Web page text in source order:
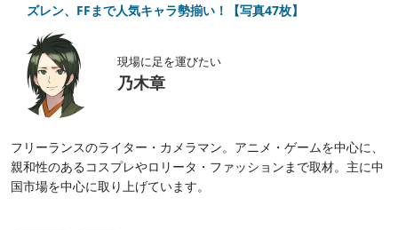
ズレン、FFまで人気キャラ勢揃い！【写真47枚】
現場に足を運びたい
乃木章
フリーランスのライター・カメラマン。アニメ・ゲームを中心に、
親和性のあるコスプレやロリータ・ファッションまで取材。主に中
国市場を中心に取り上げています。